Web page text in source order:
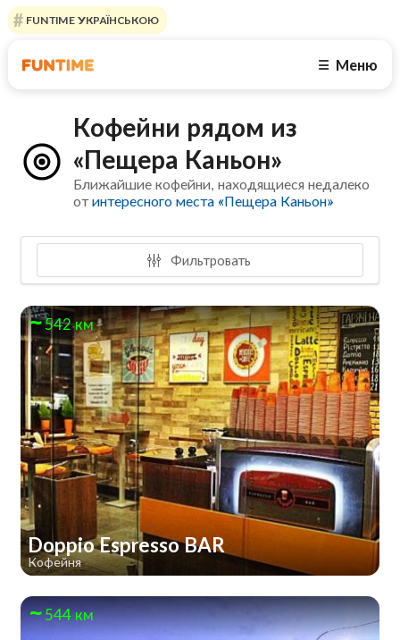
FUNTIME УКРАЇНСЬКОЮ
☰ Меню
Кофейни рядом из
«Пещера Каньон»
Ближайшие кофейни, находящиеся недалеко
отинтересного места «Пещера Каньон»
Фильтровать
542 км
Doppio Espresso BAR
Кофейня
544 км